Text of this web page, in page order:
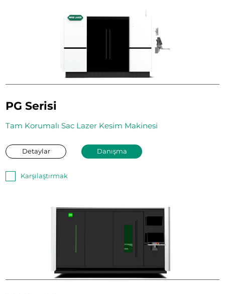
PG Serisi
Tam Korumalı Sac Lazer Kesim Makinesi
Detaylar Danışma
Karşılaştırmak